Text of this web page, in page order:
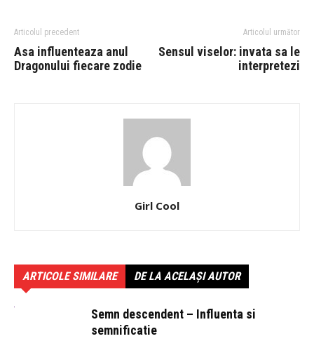
Articolul precedent
Asa influenteaza anul
Dragonului fiecare zodie
Articolul următor
Sensul viselor: invata sa le
interpretezi
Girl Cool
ARTICOLE SIMILARE DE LA ACELAȘI AUTOR
Semn descendent – ​​Influenta si
semnificatie